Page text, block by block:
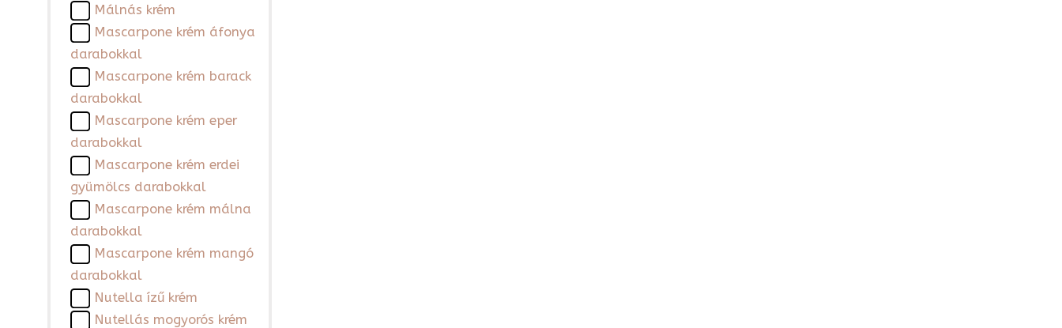
Málnás krém
Mascarpone krém áfonya
darabokkal
Mascarpone krém barack
darabokkal
Mascarpone krém eper
darabokkal
Mascarpone krém erdei
gyümölcs darabokkal
Mascarpone krém málna
darabokkal
Mascarpone krém mangó
darabokkal
Nutella ízű krém
Nutellás mogyorós krém